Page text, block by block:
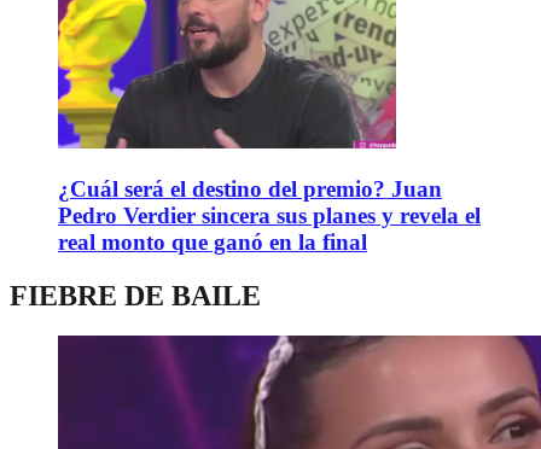
¿Cuál será el destino del premio? Juan
Pedro Verdier sincera sus planes y revela el
real monto que ganó en la final
FIEBRE DE BAILE